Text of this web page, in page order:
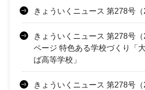
きょういくニュース 第278号（
きょういくニュース 第278号
ページ 特色ある学校づくり「
ば高等学校」
きょういくニュース 第278号